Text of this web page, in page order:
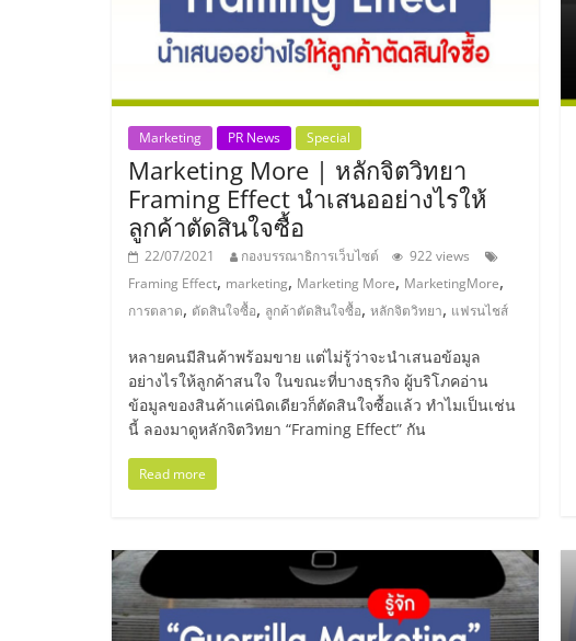
ปรึกษา
แฟ
รน
ไชส์,
รวม
แฟ
รน
ไชส์
ขาย
แฟ
Marketing PR News Special
Marketing More | หลักจิตวิทยา
Framing Effect นำเสนออย่างไรให้
ลูกค้าตัดสินใจซื้อ
22/07/2021 กองบรรณาธิการเว็บไซต์
922 views
Framing Effect, marketing, Marketing More, MarketingMore,
การตลาด, ตัดสินใจซื้อ, ลูกค้าตัดสินใจซื้อ, หลักจิตวิทยา, แฟรนไชส์
หลายคนมีสินค้าพร้อมขาย แต่ไม่รู้ว่าจะนำเสนอข้อมูล
อย่างไรให้ลูกค้าสนใจ ในขณะที่บางธุรกิจ ผู้บริโภคอ่าน
ข้อมูลของสินค้าแค่นิดเดียวก็ตัดสินใจซื้อแล้ว ทำไมเป็นเช่น
นี้ ลองมาดูหลักจิตวิทยา “Framing Effect” กัน
Read more